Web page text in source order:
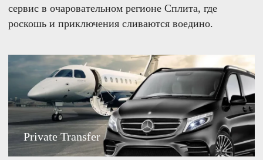
сервис в очаровательном регионе Сплита, где
роскошь и приключения сливаются воедино.
Private Transfer